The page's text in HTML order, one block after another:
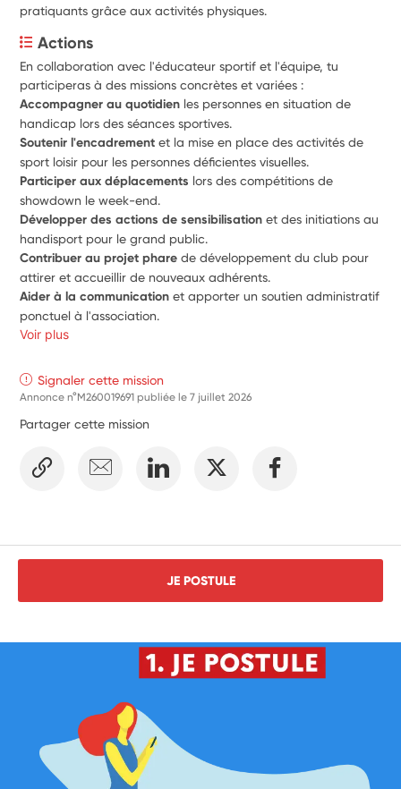
pratiquants grâce aux activités physiques.
Actions
En collaboration avec l'éducateur sportif et l'équipe, tu
Accompagner au quotidien les personnes en situation de
Soutenir l'encadrement et la mise en place des activités de
Participer aux déplacements lors des compétitions de
Développer des actions de sensibilisation et des initiations au
handisport pour le grand public.
Contribuer au projet phare de développement du club pour
Aider à la communication et apporter un soutien administratif
Voir plus
Signaler cette mission
Annonce n°M260019691 publiée le7 juillet 2026
Partager cette mission
JE POSTULE